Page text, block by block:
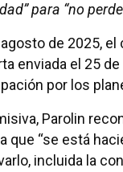
para “no
de 2025, el
enviada el 25
por los
Parolin
que “se está
incluida la